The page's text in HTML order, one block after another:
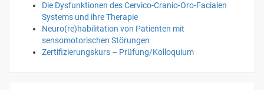
Die Dysfunktionen des Cervico-Cranio-Oro-Facialen
Systems und ihre Therapie
Neuro(re)habilitation von Patienten mit
sensomotorischen Störungen
Zertifizierungskurs – Prüfung/Kolloquium